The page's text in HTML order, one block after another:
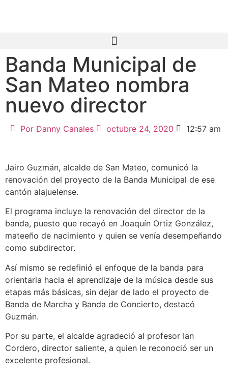
Banda Municipal de
San Mateo nombra
nuevo director
PorDanny Canales octubre 24, 2020 12:57 am
Jairo Guzmán, alcalde de San Mateo, comunicó la
renovación del proyecto de la Banda Municipal de ese
cantón alajuelense.
El programa incluye la renovación del director de la
banda, puesto que recayó en Joaquín Ortiz González,
mateeño de nacimiento y quien se venía desempeñando
como subdirector.
Así mismo se redefinió el enfoque de la banda para
orientarla hacia el aprendizaje de la música desde sus
etapas más básicas, sin dejar de lado el proyecto de
Banda de Marcha y Banda de Concierto, destacó
Guzmán.
Por su parte, el alcalde agradeció al profesor Ian
Cordero, director saliente, a quien le reconoció ser un
excelente profesional.